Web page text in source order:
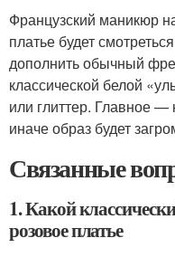
Французский маникюр
платье будет
дополнить обычный
классической белой
или глиттер. Главное
иначе образ будет
Связанные
1. Какой
розовое платье